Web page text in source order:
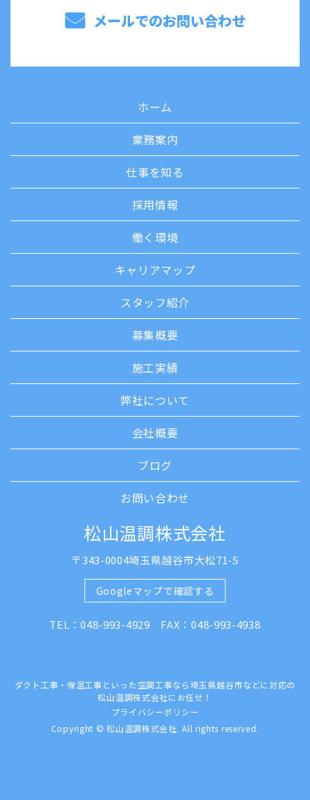
メールでのお問い合わせ
ホーム
業務案内
仕事を知る
採用情報
働く環境
キャリアマップ
スタッフ紹介
募集概要
施工実績
弊社について
会社概要
ブログ
お問い合わせ
松山温調株式会社
〒343-0004埼玉県越谷市大松71-5
Googleマップで確認する
TEL：048-993-4929 FAX：048-993-4938
ダクト工事・保温工事といった空調工事なら埼玉県越谷市などに対応の
松山温調株式会社にお任せ！
プライバシーポリシー
Copyright © 松山温調株式会社. All rights reserved.